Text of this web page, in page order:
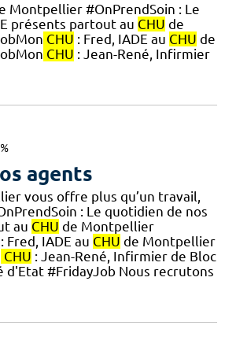
Montpellier #OnPrendSoin : Le
présents partout au CHU de
CHU : Fred, IADE au CHU de
CHU : Jean-René, Infirmier
agents
vous offre plus qu’un travail,
: Le quotidien de nos
au CHU de Montpellier
: Fred, IADE au CHU de Montpellier
CHU : Jean-René, Infirmier de Bloc
d'Etat #FridayJob Nous recrutons